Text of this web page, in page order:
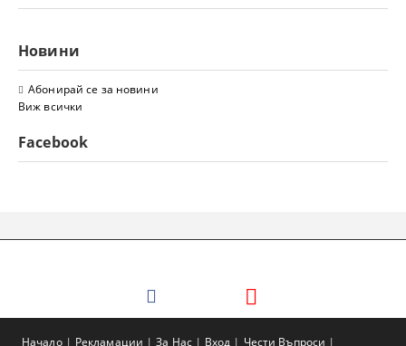
Новини
Абонирай се за новини
Виж всички
Facebook
Начало Рекламации За Нас Вход
Чести Въпроси